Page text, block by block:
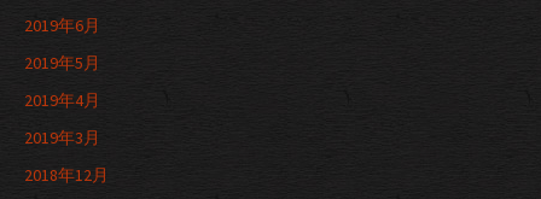
2019年6月
2019年5月
2019年4月
2019年3月
2018年12月